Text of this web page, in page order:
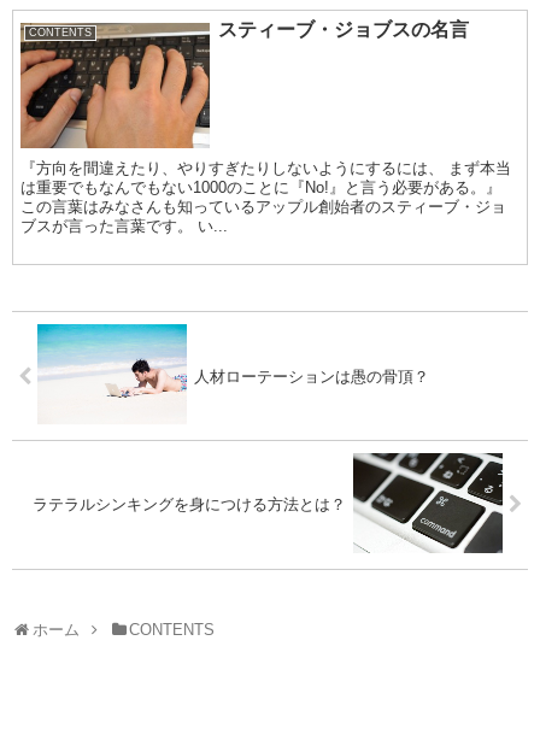
CONTENTS スティーブ・ジョブスの名言
『方向を間違えたり、やりすぎたりしないようにするには、 まず本当
は重要でもなんでもない1000のことに『No!』と言う必要がある。』
この言葉はみなさんも知っているアップル創始者のスティーブ・ジョ
ブスが言った言葉です。 い...
人材ローテーションは愚の骨頂？
ラテラルシンキングを身につける方法とは？
ホーム CONTENTS